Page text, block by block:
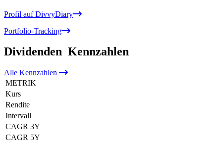
Profil auf DivvyDiary
Portfolio-Tracking
Dividenden Kennzahlen
Alle Kennzahlen
METRIK
Kurs
Rendite
Intervall
CAGR 3Y
CAGR 5Y